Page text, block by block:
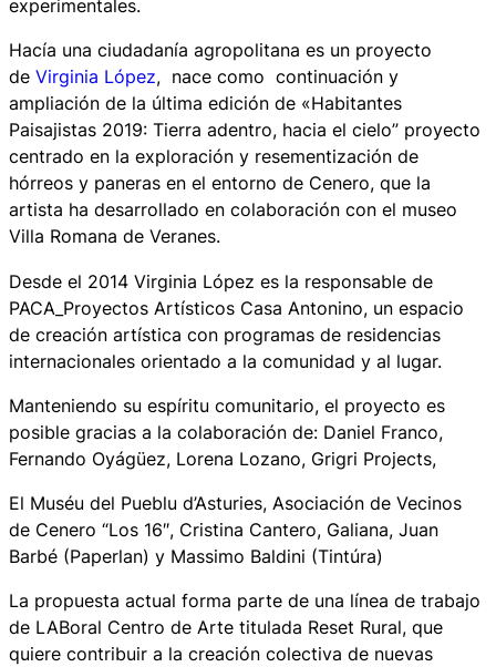
experimentales.
Hacía una ciudadanía agropolitana es un proyecto
de Virginia López, nace como continuación y
ampliación de la última edición de «Habitantes
Paisajistas 2019: Tierra adentro, hacia el cielo” proyecto
centrado en la exploración y resementización de
hórreos y paneras en el entorno de Cenero, que la
artista ha desarrollado en colaboración con el museo
Villa Romana de Veranes.
Desde el 2014 Virginia López es la responsable de
PACA_Proyectos Artísticos Casa Antonino, un espacio
de creación artística con programas de residencias
internacionales orientado a la comunidad y al lugar.
Manteniendo su espíritu comunitario, el proyecto es
posible gracias a la colaboración de: Daniel Franco,
Fernando Oyágüez, Lorena Lozano, Grigri Projects,
El Muséu del Pueblu d’Asturies, Asociación de Vecinos
de Cenero “Los 16″, Cristina Cantero, Galiana, Juan
Barbé (Paperlan) y Massimo Baldini (Tintúra)
La propuesta actual forma parte de una línea de trabajo
de LABoral Centro de Arte titulada Reset Rural, que
quiere contribuir a la creación colectiva de nuevas